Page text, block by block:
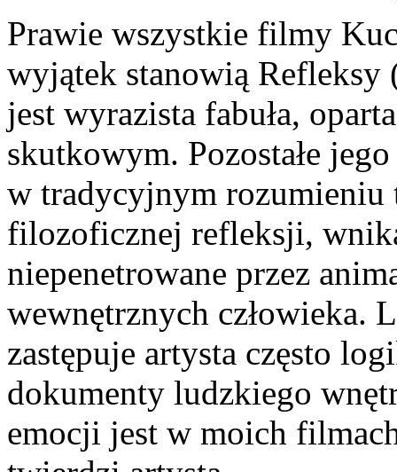
Prawie wszystkie filmy
wyjątek stanowią Refleksy
jest wyrazista fabuła,
skutkowym. Pozostałe
w tradycyjnym rozumieniu
filozoficznej refleksji,
niepenetrowane przez
wewnętrznych człowieka.
zastępuje artysta często
dokumenty ludzkiego
emocji jest w moich